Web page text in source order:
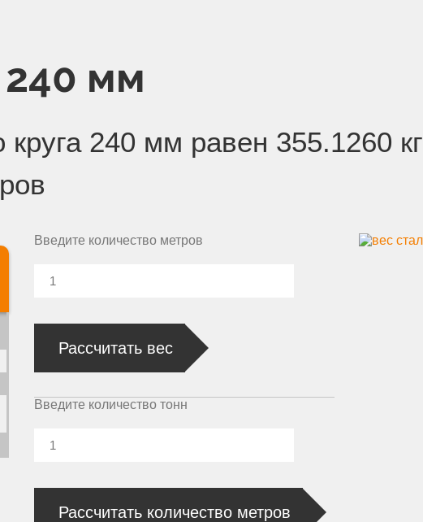
240 мм
круга 240 мм равен 355.1260 кг
Введите количество метров
Рассчитать вес
Введите количество тонн
Рассчитать количество метров